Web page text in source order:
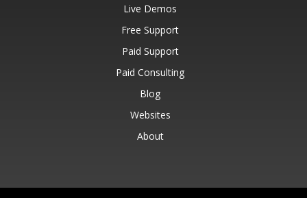
Live Demos
Free Support
Paid Support
Paid Consulting
Blog
Websites
About